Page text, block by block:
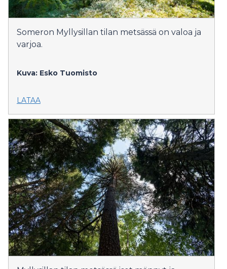
Someron Myllysillan tilan metsässä on valoa ja
varjoa.
Kuva: Esko Tuomisto
LATAA